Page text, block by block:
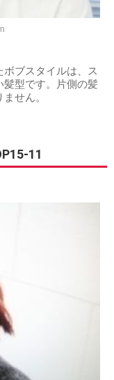
ブスタイルは、ス
髪型です。片側の髪
せん。
11